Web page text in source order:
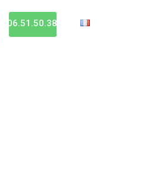
06.51.50.38.31